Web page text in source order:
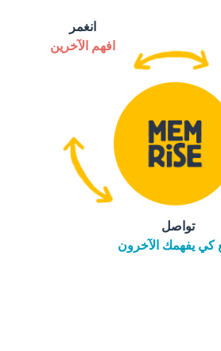
انغمر
افهم الآخرين
تواصل
كي يفهمك الآخرون